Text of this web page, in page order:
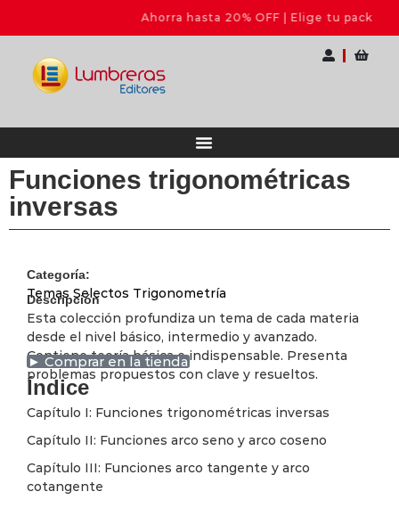
Ahorra hasta 20% OFF | Elige tu pack
Funciones trigonométricas
inversas
Categoría:
Temas Selectos Trigonometría
Descripción
Esta colección profundiza un tema de cada materia
desde el nivel básico, intermedio y avanzado.
Contiene teoría básica e indispensable. Presenta
problemas propuestos con clave y resueltos.
► Comprar en la tienda
Índice
Capítulo I: Funciones trigonométricas inversas
Capítulo II: Funciones arco seno y arco coseno
Capítulo III: Funciones arco tangente y arco
cotangente